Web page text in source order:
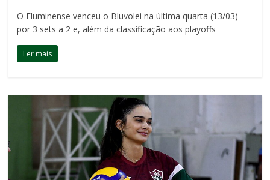
O Fluminense venceu o Bluvolei na última quarta (13/03)
por 3 sets a 2 e, além da classificação aos playoffs
Ler mais